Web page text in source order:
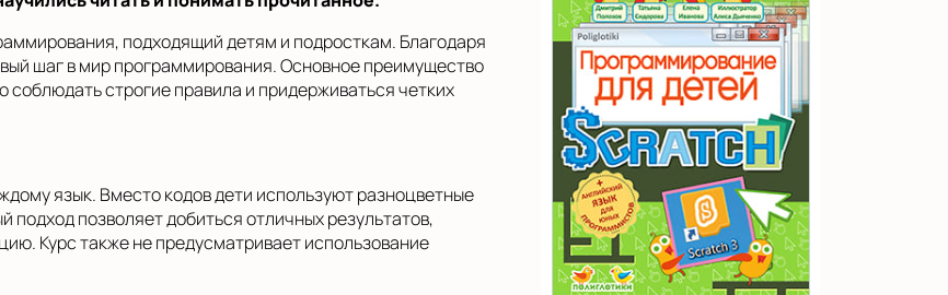
подходящий детям и подросткам. Благодаря
шаг в мир программирования. Основное преимущество
строгие правила и придерживаться четких
язык. Вместо кодов дети используют разноцветные
позволяет добиться отличных результатов,
Курс также не предусматривает использование